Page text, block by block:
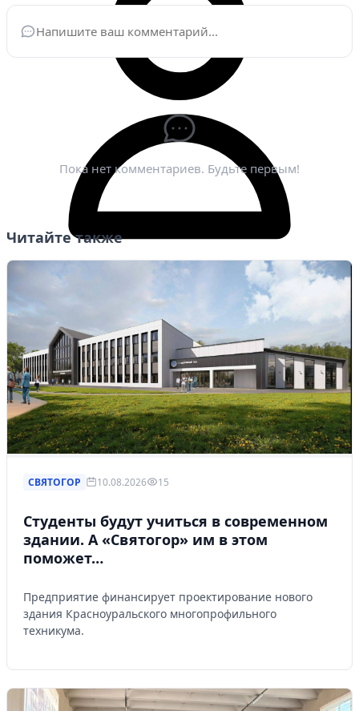
Личный кабинет
Управляйте объявлениями, отслеживайте
публикации и получайте сообщения
Войти или зарегистрироваться
Ваше имя*
Электронная почта
Пока нет комментариев. Будьте первым!
Читайте также
СВЯТОГОР 10.08.2026 15
Студенты будут учиться в современном
здании. А «Святогор» им в этом
поможет…
Предприятие финансирует проектирование нового
здания Красноуральского многопрофильного
техникума.